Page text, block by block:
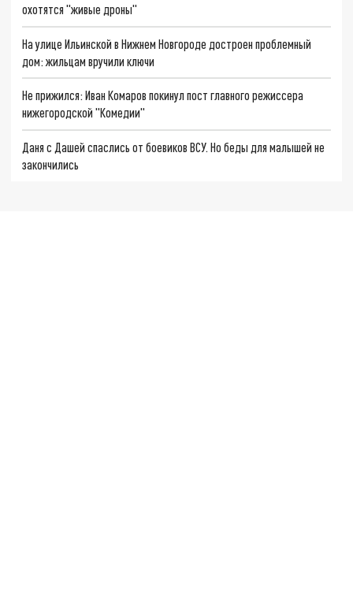
охотятся "живые дроны"
На улице Ильинской в Нижнем Новгороде достроен проблемный
дом: жильцам вручили ключи
Не прижился: Иван Комаров покинул пост главного режиссера
нижегородской "Комедии"
Даня с Дашей спаслись от боевиков ВСУ. Но беды для малышей не
закончились